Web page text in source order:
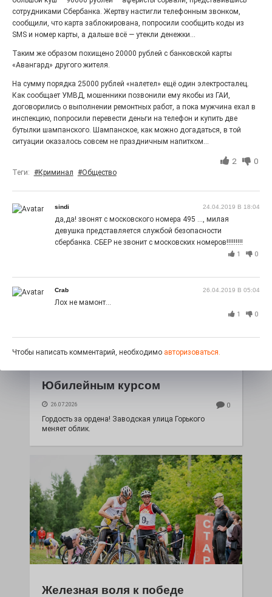
27.07.2026
Радость в квадрате! На этой неделе электростальцев
дважды порадует проект «Районы-кварталы».
100 футов под килем!
26.07.2026 0
«С ними дядька Черномор»
Юбилейным курсом
26.07.2026 0
Гордость за ордена! Заводская улица Горького
меняет облик.
Железная воля к победе
сотрудниками Сбербанка. Жертву настигли телефонным звонком,
сообщили, что карта заблокирована, попросили сообщить коды из
SMS и номер карты, а дальше всё — утекли денежки...
Таким же образом похищено 20000 рублей с банковской карты
«Авангард» другого жителя.
На сумму порядка 25000 рублей «налетел» ещё один электросталец.
Как сообщает УМВД, мошенники позвонили ему якобы из ГАИ,
договорились о выполнении ремонтных работ, а пока мужчина ехал в
инспекцию, попросили перевести деньги на телефон и купить две
бутылки шампанского. Шампанское, как можно догадаться, в той
ситуации оказалось совсем не праздничным напитком...
2 0
Теги: #Криминал #Общество
sindi 24.04.2019 В 18:04
да,да! звонят с московского номера 495 ..., милая
девушка представляется службой безопасности
сбербанка. СБЕР не звонит с московских номеров!!!!!!!!!
1 0
Crab 26.04.2019 В 05:04
Лох не мамонт...
1 0
Чтобы написать комментарий, необходимо авторизоваться.